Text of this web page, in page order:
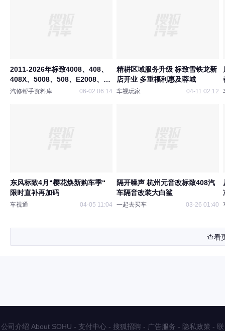
2011-2026年标致4008、408、
408X、5008、508、E2008、
RCZ原厂维修手册电路图资料
汽修帮手资料库 06-02 06:14
精耕区域服务升级 标致雪铁龙新
店开业 多重福利惠及蓉城
车视玩家 04-11 02:12
东风标致4月“樱花焕新购车季“
限时直补再加码
车视通 04-05 11:04
隔开噪声 杭州元音改标致408汽
车隔音改装大白鲨
一起去买车 03-26 01:40
查看
公司介绍 About SOHU - 支付中心 - 搜狐招聘 - 广告服务 - 隐私政策 - 联